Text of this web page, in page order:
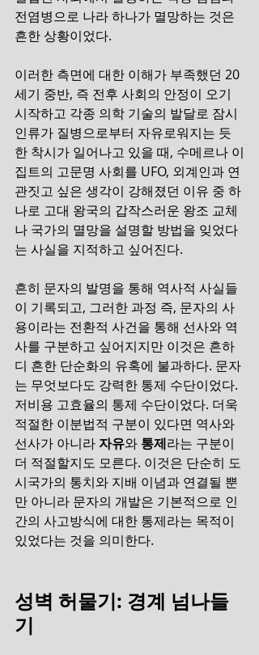
전염병으로 나라 하나가 멸망하는 것은
흔한 상황이었다.
이러한 측면에 대한 이해가 부족했던 20
세기 중반, 즉 전후 사회의 안정이 오기
시작하고 각종 의학 기술의 발달로 잠시
인류가 질병으로부터 자유로워지는 듯
한 착시가 일어나고 있을 때, 수메르나 이
집트의 고문명 사회를 UFO, 외계인과 연
관짓고 싶은 생각이 강해졌던 이유 중 하
나로 고대 왕국의 갑작스러운 왕조 교체
나 국가의 멸망을 설명할 방법을 잊었다
는 사실을 지적하고 싶어진다.
흔히 문자의 발명을 통해 역사적 사실들
이 기록되고, 그러한 과정 즉, 문자의 사
용이라는 전환적 사건을 통해 선사와 역
사를 구분하고 싶어지지만 이것은 흔하
디 흔한 단순화의 유혹에 불과하다. 문자
는 무엇보다도 강력한 통제 수단이었다.
저비용 고효율의 통제 수단이었다. 더욱
적절한 이분법적 구분이 있다면 역사와
선사가 아니라 자유와 통제라는 구분이
더 적절할지도 모른다. 이것은 단순히 도
시국가의 통치와 지배 이념과 연결될 뿐
만 아니라 문자의 개발은 기본적으로 인
간의 사고방식에 대한 통제라는 목적이
있었다는 것을 의미한다.
성벽 허물기: 경계 넘나들
기